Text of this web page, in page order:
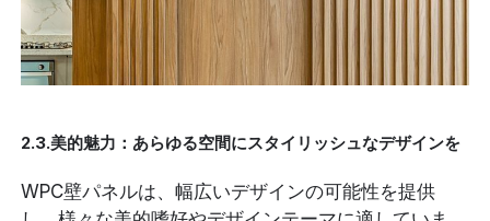
2.3.美的魅力：あらゆる空間にスタイリッシュなデザインを
WPC壁パネルは、幅広いデザインの可能性を提供